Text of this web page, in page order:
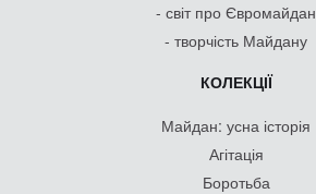
- світ про Євромайдан
- творчість Майдану
КОЛЕКЦІЇ
Майдан: усна історія
Агітація
Боротьба